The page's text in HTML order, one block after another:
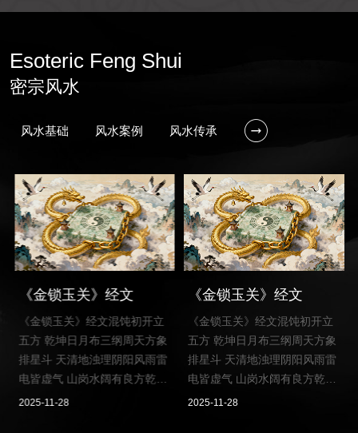
Esoteric Feng Shui
密宗风水
风水基础 风水案例 风水传承
《金锁玉关》经文
《金锁玉关》经文混饨初开立
五方 乾坤日月布三纲周天方象
排星斗 天清地浊理阴阳风雨雷
电皆虚气 山岗水阔有良方乾天
坤地分高下 ...
2025-11-28
《金锁玉关》经文
《金锁玉关》经文混饨初开立
五方 乾坤日月布三纲周天方象
排星斗 天清地浊理阴阳风雨雷
电皆虚气 山岗水阔有良方乾天
坤地分高下 ...
2025-11-28